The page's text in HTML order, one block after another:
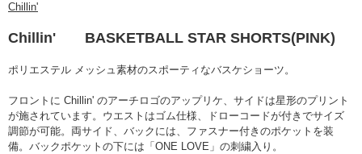
Chillin'
Chillin' BASKETBALL STAR SHORTS(PINK)
ポリエステル メッシュ素材のスポーティなバスケショーツ。
フロントに Chillin' のアーチロゴのアップリケ、サイドは星形のプリント
が施されています。ウエストはゴム仕様、ドローコードが付きでサイズ
調節が可能。両サイド、バックには、ファスナー付きのポケットを装
備。バックポケットの下には「ONE LOVE」の刺繍入り。